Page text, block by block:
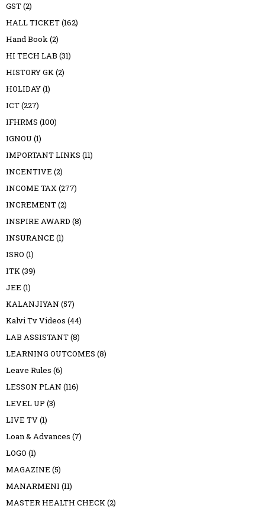
GST(2)
HALL TICKET(162)
Hand Book(2)
HI TECH LAB (31)
HISTORY GK(2)
HOLIDAY(1)
ICT(227)
IFHRMS (100)
IGNOU (1)
IMPORTANT LINKS (11)
INCENTIVE (2)
INCOME TAX(277)
INCREMENT(2)
INSPIRE AWARD (8)
INSURANCE (1)
ISRO (1)
ITK(39)
JEE (1)
KALANJIYAN (57)
Kalvi Tv Videos (44)
LAB ASSISTANT(8)
LEARNING OUTCOMES (8)
Leave Rules (6)
LESSON PLAN (116)
LEVEL UP (3)
LIVE TV(1)
Loan & Advances (7)
LOGO (1)
MAGAZINE (5)
MANARMENI (11)
MASTER HEALTH CHECK(2)